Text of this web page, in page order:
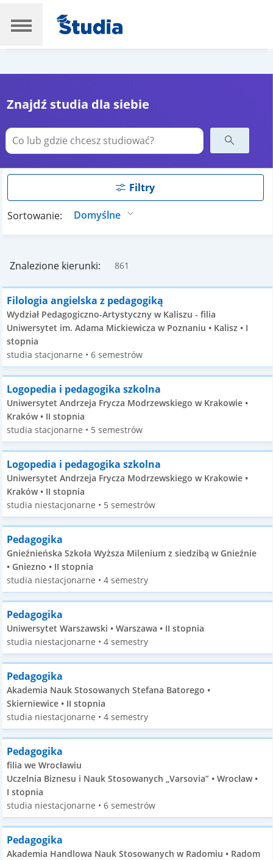
Znajdź studia dla siebie
Filtry
Sortowanie:
Znalezione kierunki: 861
Filologia angielska z pedagogiką
Wydział Pedagogiczno-Artystyczny w Kaliszu - filia
Uniwersytet im. Adama Mickiewicza w Poznaniu • Kalisz • I
stopnia
studia stacjonarne • 6 semestrów
Logopedia i pedagogika szkolna
Uniwersytet Andrzeja Frycza Modrzewskiego w Krakowie •
Kraków • II stopnia
studia stacjonarne • 5 semestrów
Logopedia i pedagogika szkolna
Uniwersytet Andrzeja Frycza Modrzewskiego w Krakowie •
Kraków • II stopnia
studia niestacjonarne • 5 semestrów
Pedagogika
Gnieźnieńska Szkoła Wyższa Milenium z siedzibą w Gnieźnie
• Gniezno • II stopnia
studia niestacjonarne • 4 semestry
Pedagogika
Uniwersytet Warszawski • Warszawa • II stopnia
studia niestacjonarne • 4 semestry
Pedagogika
Akademia Nauk Stosowanych Stefana Batorego •
Skierniewice • II stopnia
studia niestacjonarne • 4 semestry
Pedagogika
filia we Wrocławiu
Uczelnia Biznesu i Nauk Stosowanych „Varsovia” • Wrocław •
I stopnia
studia niestacjonarne • 6 semestrów
Pedagogika
Akademia Handlowa Nauk Stosowanych w Radomiu • Radom